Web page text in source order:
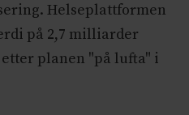
Helseplattformen
på 2,7 milliarder
planen "på lufta" i